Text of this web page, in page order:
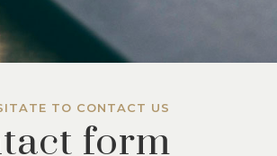
TO CONTACT US
form